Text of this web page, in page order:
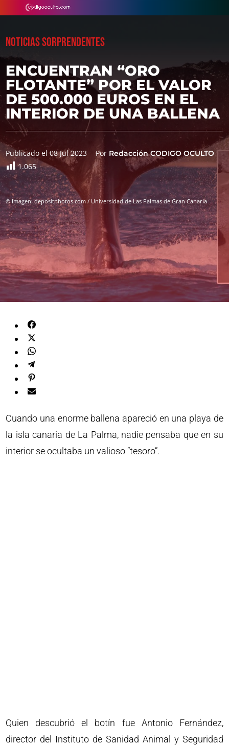
NOTICIAS SORPRENDENTES
ENCUENTRAN “ORO
FLOTANTE” POR EL VALOR
DE 500.000 EUROS EN EL
INTERIOR DE UNA BALLENA
Publicado el 08 Jul 2023 Por Redacción CODIGO OCULTO
1.065
© Imagen: depositphotos.com / Universidad de Las Palmas de Gran Canaria
Cuando una enorme ballena apareció en una playa de
la isla canaria de La Palma, nadie pensaba que en su
interior se ocultaba un valioso “tesoro”.
Quien descubrió el botín fue Antonio Fernández,
director del Instituto de Sanidad Animal y Seguridad